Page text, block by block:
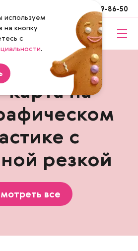
+7 (495) 649-86-50
карта на
с
резкой
все
используем
на кнопку
с
.